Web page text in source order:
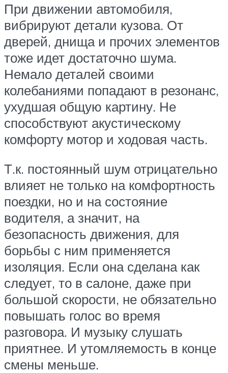
При движении автомобиля,
вибрируют детали кузова. От
дверей, днища и прочих элементов
тоже идет достаточно шума.
Немало деталей своими
колебаниями попадают в резонанс,
ухудшая общую картину. Не
способствуют акустическому
комфорту мотор и ходовая часть.
Т.к. постоянный шум отрицательно
влияет не только на комфортность
поездки, но и на состояние
водителя, а значит, на
безопасность движения, для
борьбы с ним применяется
изоляция. Если она сделана как
следует, то в салоне, даже при
большой скорости, не обязательно
повышать голос во время
разговора. И музыку слушать
приятнее. И утомляемость в конце
смены меньше.